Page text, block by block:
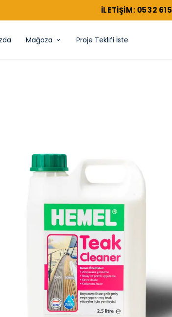
ILETIŞIM: 0532
Mağaza Proje Teklifi İste